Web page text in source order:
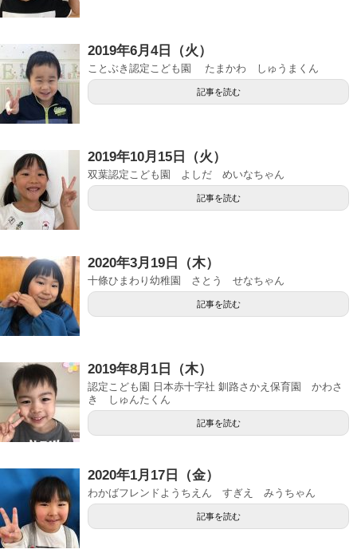
2019年6月4日（火）
ことぶき認定こども園 たまかわ しゅうまくん
記事を読む
2019年10月15日（火）
双葉認定こども園 よしだ めいなちゃん
記事を読む
2020年3月19日（木）
十條ひまわり幼稚園 さとう せなちゃん
記事を読む
2019年8月1日（木）
認定こども園 日本赤十字社 釧路さかえ保育園 かわさ
き しゅんたくん
記事を読む
2020年1月17日（金）
わかばフレンドようちえん すぎえ みうちゃん
記事を読む